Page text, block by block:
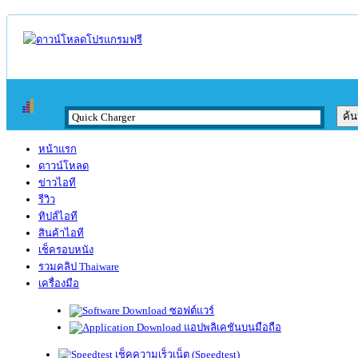
หน้าแรก
ดาวน์โหลด
ข่าวไอที
รีวิว
ทิปส์ไอที
สินค้าไอที
เช็ครอบหนัง
รวมคลิป Thaiware
เครื่องมือ
ซอฟต์แวร์
แอปพลิเคชันบนมือถือ
เช็คความเร็วเน็ต (Speedtest)